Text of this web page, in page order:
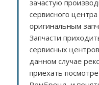
зачастую
сервисного
оригинальным
Запчасти
сервисных
данном случае
приехать